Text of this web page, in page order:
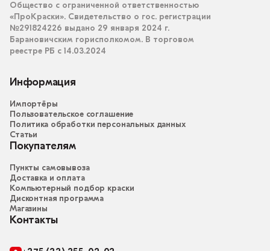
Общество с ограниченной ответственностью
«ПроКраски». Свидетельство о гос. регистрации
№291824226 выдано 29 января 2024 г.
Барановичским горисполкомом. В торговом
реестре РБ с 14.03.2024
Информация
Импортёры
Пользовательское соглашение
Политика обработки персональных данных
Статьи
Покупателям
Пункты самовывоза
Доставка и оплата
Компьютерный подбор краски
Дисконтная программа
Магазины
Контакты